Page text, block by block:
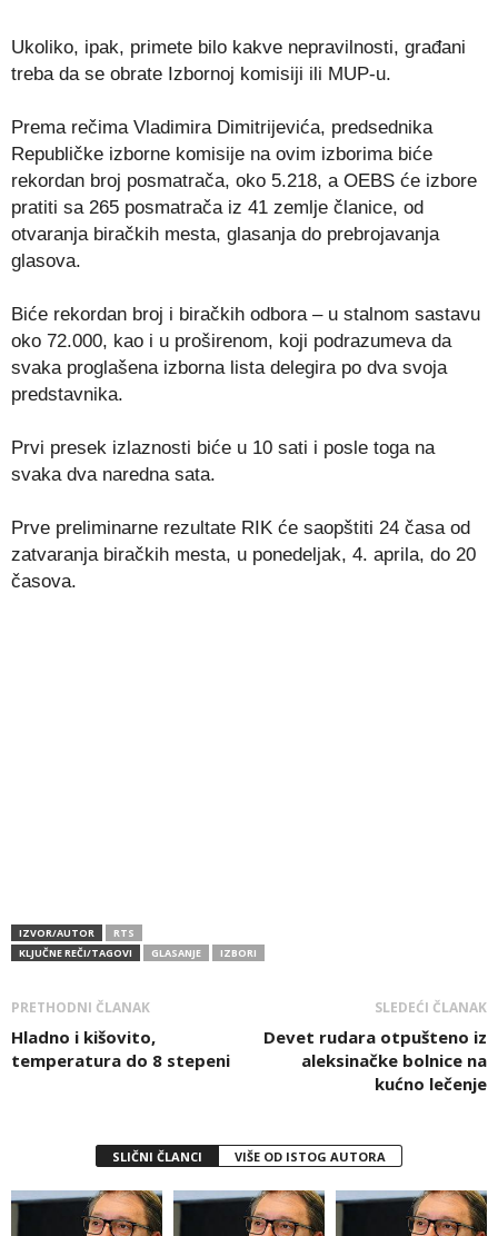
Ukoliko, ipak, primete bilo kakve nepravilnosti, građani
treba da se obrate Izbornoj komisiji ili MUP-u.
Prema rečima Vladimira Dimitrijevića, predsednika
Republičke izborne komisije na ovim izborima biće
rekordan broj posmatrača, oko 5.218, a OEBS će izbore
pratiti sa 265 posmatrača iz 41 zemlje članice, od
otvaranja biračkih mesta, glasanja do prebrojavanja
glasova.
Biće rekordan broj i biračkih odbora – u stalnom sastavu
oko 72.000, kao i u proširenom, koji podrazumeva da
svaka proglašena izborna lista delegira po dva svoja
predstavnika.
Prvi presek izlaznosti biće u 10 sati i posle toga na
svaka dva naredna sata.
Prve preliminarne rezultate RIK će saopštiti 24 časa od
zatvaranja biračkih mesta, u ponedeljak, 4. aprila, do 20
časova.
IZVOR/AUTOR
RTS
KLJUČNE REČI/TAGOVI
GLASANJE IZBORI
PRETHODNI ČLANAK
Hladno i kišovito,
temperatura do 8 stepeni
SLEDEĆI ČLANAK
Devet rudara otpušteno iz
aleksinačke bolnice na
kućno lečenje
SLIČNI ČLANCI VIŠE OD ISTOG AUTORA